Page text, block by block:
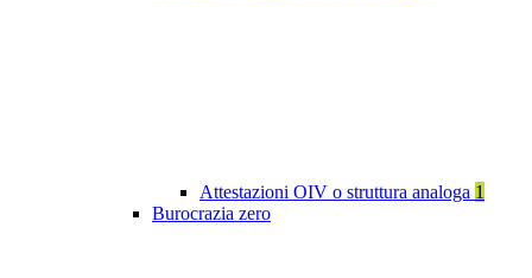
Attestazioni OIV o struttura analoga 1
Burocrazia zero